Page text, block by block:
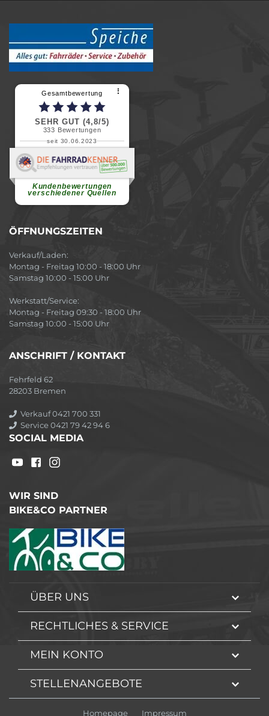
Gesamtbewertung ⠇
SEHR GUT (4,8/5)
333 Bewertungen
seit 30.06.2023
Kundenbewertungen
verschiedener Quellen
Renate H.
Vielen Dank für ein herzliches
ÖFFNUNGSZEITEN
Verkauf/Laden:
Montag - Freitag 10:00 - 18:00 Uhr
Samstag 10:00 - 15:00 Uhr
Werkstatt/Service:
Montag - Freitag 09:30 - 18:00 Uhr
Samstag 10:00 - 15:00 Uhr
ANSCHRIFT / KONTAKT
Fehrfeld 62
28203 Bremen
Verkauf 0421 700 331
Service 0421 79 42 94 6
SOCIAL MEDIA
WIR SIND
BIKE&CO PARTNER
ÜBER UNS
RECHTLICHES & SERVICE
MEIN KONTO
STELLENANGEBOTE
Homepage Impressum